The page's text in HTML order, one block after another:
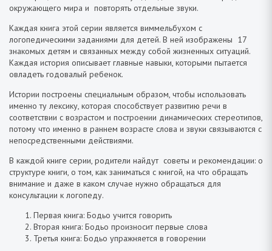
окружающего мира и повторять отдельные звуки.
Каждая книга этой серии является виммельбухом с
логопедическими заданиями для детей. В ней изображены 17
знакомых детям и связанных между собой жизненных ситуаций.
Каждая история описывает главные навыки, которыми пытается
овладеть годовалый ребенок.
Истории построены специальным образом, чтобы использовать
именно ту лексику, которая способствует развитию речи в
соответствии с возрастом и построении динамических стереотипов,
потому что именно в раннем возрасте слова и звуки связываются с
непосредственными действиями.
В каждой книге серии, родители найдут советы и рекомендации: о
структуре книги, о том, как заниматься с книгой, на что обращать
внимание и даже в каком случае нужно обращаться для
консультации к логопеду.
Первая книга: Бодьо учится говорить
Вторая книга: Бодьо произносит первые слова
Третья книга: Бодьо упражняется в говорении